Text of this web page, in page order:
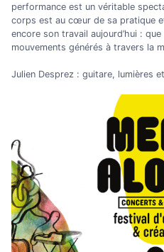
performance est un véritable
corps est au cœur de sa pratique
encore son travail aujourd’hui :
mouvements générés à travers la
Julien Desprez : guitare, lumières